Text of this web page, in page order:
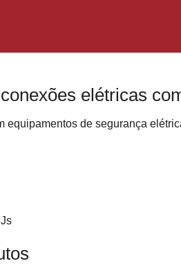
elétricas
equipamentos de segurança